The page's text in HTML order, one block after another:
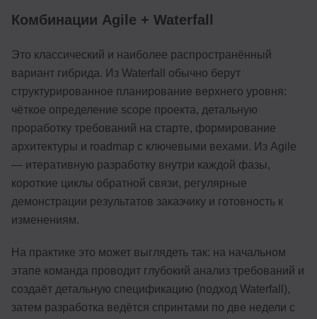
Комбинации Agile + Waterfall
Это классический и наиболее распространённый
вариант гибрида. Из Waterfall обычно берут
структурированное планирование верхнего уровня:
чёткое определение scope проекта, детальную
проработку требований на старте, формирование
архитектуры и roadmap с ключевыми вехами. Из Agile
— итеративную разработку внутри каждой фазы,
короткие циклы обратной связи, регулярные
демонстрации результатов заказчику и готовность к
изменениям.
На практике это может выглядеть так: на начальном
этапе команда проводит глубокий анализ требований и
создаёт детальную спецификацию (подход Waterfall),
затем разработка ведётся спринтами по две недели с